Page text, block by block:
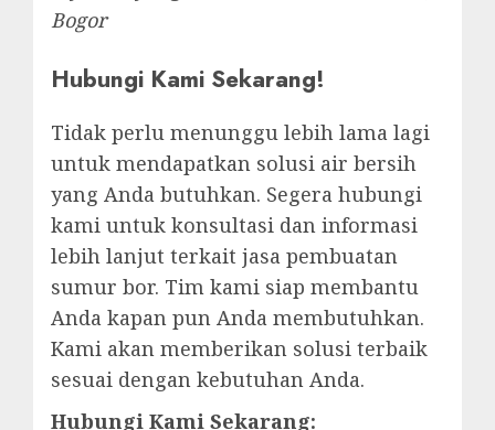
Bogor
Hubungi Kami Sekarang!
Tidak perlu menunggu lebih lama lagi
untuk mendapatkan solusi air bersih
yang Anda butuhkan. Segera hubungi
kami untuk konsultasi dan informasi
lebih lanjut terkait jasa pembuatan
sumur bor. Tim kami siap membantu
Anda kapan pun Anda membutuhkan.
Kami akan memberikan solusi terbaik
sesuai dengan kebutuhan Anda.
Hubungi Kami Sekarang: